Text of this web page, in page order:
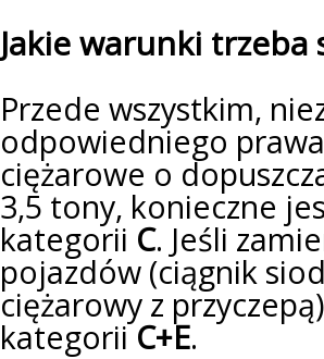
Jakie warunki trzeba
Przede wszystkim,
odpowiedniego
ciężarowe o
3,5 tony, konieczne
kategorii C. Jeśli
pojazdów (ciągnik
ciężarowy z
kategoriiC+E.